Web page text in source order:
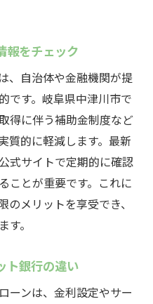
報をチェック
、自治体や金融機関が提
です。岐阜県中津川市で
得に伴う補助金制度など
質的に軽減します。最新
式サイトで定期的に確認
ことが重要です。これに
のメリットを享受でき、
。
ト銀行の違い
ーンは、金利設定やサー